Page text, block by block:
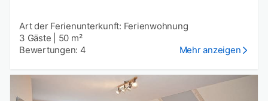
Art der Ferienunterkunft: Ferienwohnung
3 Gäste
50 m²
Bewertungen: 4
Mehr anzeigen